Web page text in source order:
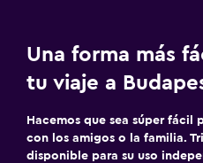
Una forma más
tu viaje a
Hacemos que sea súper fácil
con los amigos o la familia.
disponible para su uso